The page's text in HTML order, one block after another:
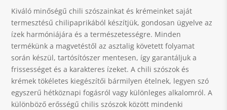
Kiváló minőségű chili szószainkat és krémeinket saját
termesztésű chilipaprikából készítjük, gondosan ügyelve az
ízek harmóniájára és a természetességre. Minden
termékünk a magvetéstől az asztalig követett folyamat
során készül, tartósítószer mentesen, így garantáljuk a
frissességet és a karakteres ízeket. A chili szószok és
krémek tökéletes kiegészítői bármilyen ételnek, legyen szó
egyszerű hétköznapi fogásról vagy különleges alkalomról. A
különböző erősségű chilis szószok között mindenki